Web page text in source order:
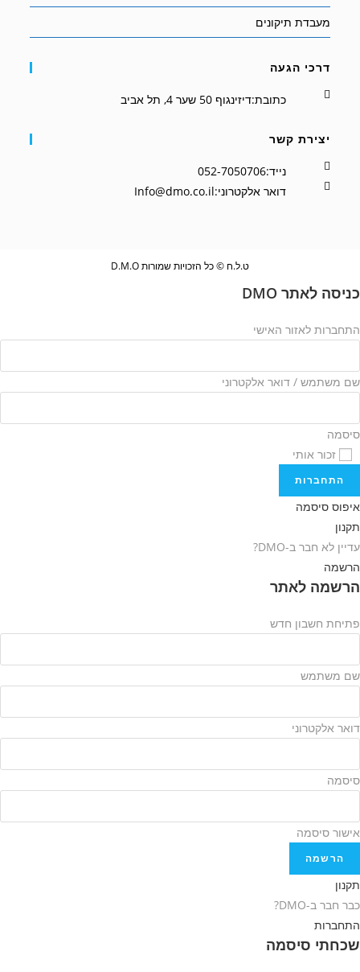
מעבדת תיקונים
דרכי הגעה
כתובת:דיזינגוף 50 שער 4, תל אביב
יצירת קשר
נייד:052-7050706
Opens
in
דואר אלקטרוני:Info@dmo.co.il
ט.ל.ח © כל הזכויות שמורות D.M.O
כניסה לאתר DMO
התחברות לאזור האישי
שם משתמש / דואר אלקטרוני
סיסמה
זכור אותי
התחברות
איפוס סיסמה
תקנון
עדיין לא חבר ב-DMO?
הרשמה
הרשמה לאתר
פתיחת חשבון חדש
שם משתמש
דואר אלקטרוני
סיסמה
אישור סיסמה
הרשמה
תקנון
כבר חבר ב-DMO?
התחברות
שכחתי סיסמה